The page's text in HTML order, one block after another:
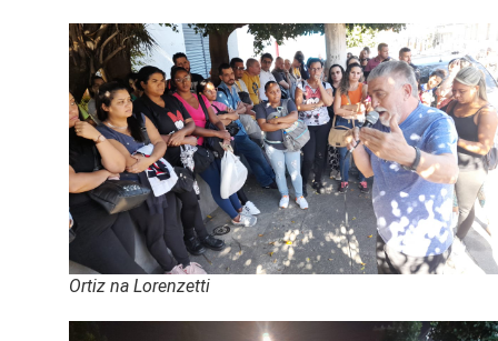
Ortiz na Lorenzetti